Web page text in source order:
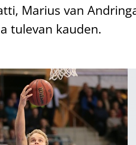
Marius van
tulevan kauden.